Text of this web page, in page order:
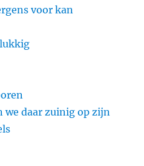
voor kan
we daar zuinig op zijn